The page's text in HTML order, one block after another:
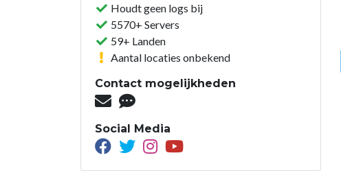
Houdt geen logs bij
5570+ Servers
59+ Landen
Aantal locaties onbekend
Contact mogelijkheden
Social Media